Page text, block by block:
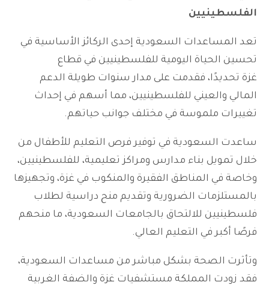
الفلسطينيين
تعد المساعدات السعودية إحدى الركائز الأساسية في
تحسين الحياة اليومية للفلسطينيين في قطاع
غزة تحديدًا، فقدمت على مدار سنوات طويلة الدعم
المالي والعيني للفلسطينيين، مما أسهم في إحداث
تغييرات ملموسة في مختلف جوانب حياتهم.
ساعدت السعودية في توفير فرص التعليم للأطفال من
خلال تمويل بناء مدارس ومراكز تعليمية، للفلسطينيين،
وخاصة في المناطق الفقيرة والمنكوب في غزة، وتجهيزها
بالمستلزمات الضرورية وتقديم منح دراسية لطلاب
فلسطينيين للالتحاق بالجامعات السعودية، ما منحهم
فرصًا أكبر في التعليم العالي.
وتأثرت الصحة بشكل مباشر من مساعدات السعودية،
فقد زودت المملكة مستشفيات غزة والضفة الغربية